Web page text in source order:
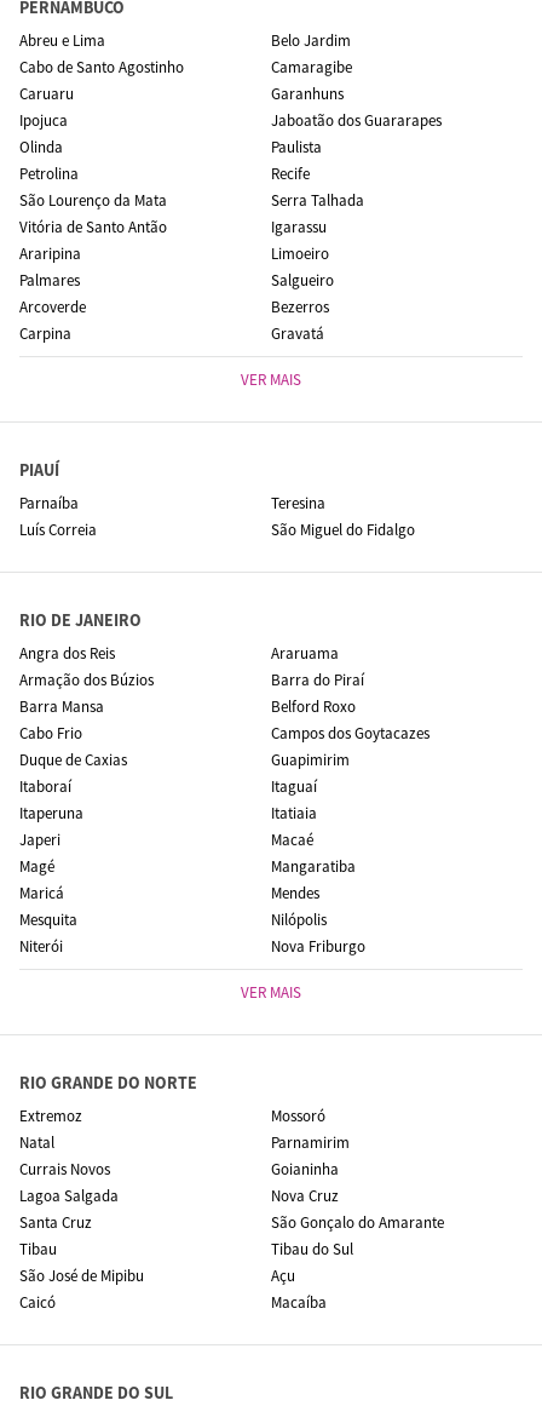
PERNAMBUCO
Abreu e Lima
Belo Jardim
Cabo de Santo Agostinho
Camaragibe
Caruaru
Garanhuns
Ipojuca
Jaboatão dos Guararapes
Olinda
Paulista
Petrolina
Recife
São Lourenço da Mata
Serra Talhada
Vitória de Santo Antão
Igarassu
Araripina
Limoeiro
Palmares
Salgueiro
Arcoverde
Bezerros
Carpina
Gravatá
VER MAIS
PIAUÍ
Parnaíba
Teresina
Luís Correia
São Miguel do Fidalgo
RIO DE JANEIRO
Angra dos Reis
Araruama
Armação dos Búzios
Barra do Piraí
Barra Mansa
Belford Roxo
Cabo Frio
Campos dos Goytacazes
Duque de Caxias
Guapimirim
Itaboraí
Itaguaí
Itaperuna
Itatiaia
Japeri
Macaé
Magé
Mangaratiba
Maricá
Mendes
Mesquita
Nilópolis
Niterói
Nova Friburgo
VER MAIS
RIO GRANDE DO NORTE
Extremoz
Mossoró
Natal
Parnamirim
Currais Novos
Goianinha
Lagoa Salgada
Nova Cruz
Santa Cruz
São Gonçalo do Amarante
Tibau
Tibau do Sul
São José de Mipibu
Açu
Caicó
Macaíba
RIO GRANDE DO SUL